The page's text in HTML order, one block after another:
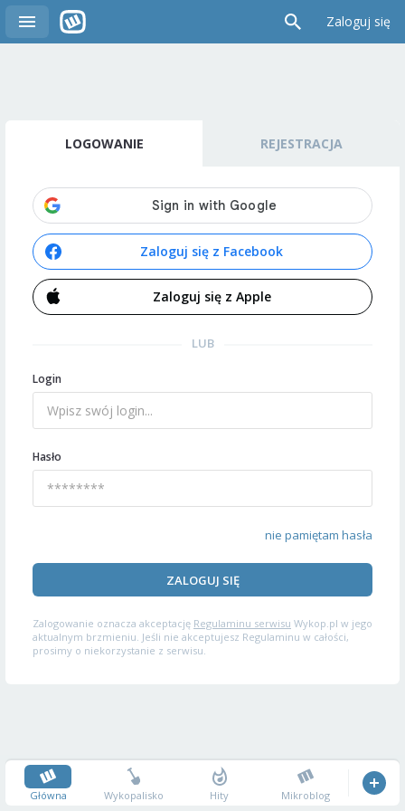
Zaloguj się
LOGOWANIE REJESTRACJA
Zaloguj się z Facebook
Zaloguj się z Apple
LUB
Login
Hasło
nie pamiętam hasła
ZALOGUJ SIĘ
Zalogowanie oznacza akceptację Regulaminu serwisu Wykop.pl w jego
aktualnym brzmieniu. Jeśli nie akceptujesz Regulaminu w całości,
prosimy o niekorzystanie z serwisu.
Główna Wykopalisko Hity Mikroblog